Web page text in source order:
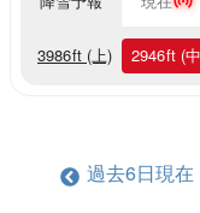
3986ft (上) 2946ft (
過去6日現在